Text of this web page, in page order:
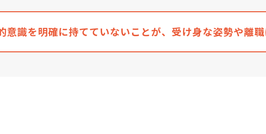
意識を明確に持てていないことが、受け身な姿勢や離